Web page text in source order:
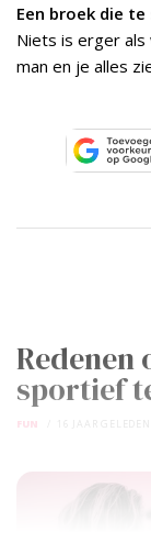
Een broek die
Niets is erger
man en je alles
Redenen
sportief
FUN